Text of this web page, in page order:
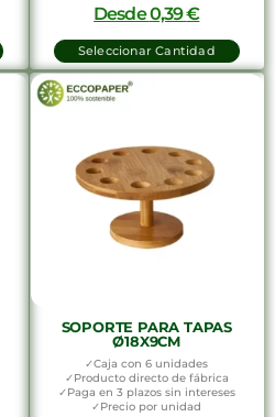
Desde0,39€
Seleccionar Cantidad
SOPORTE PARA TAPAS
Ø18X9CM
✓Caja con 6 unidades
✓Producto directo de fábrica
✓Paga en 3 plazos sin intereses
✓Precio por unidad